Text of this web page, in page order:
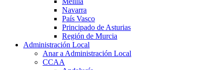
Navarra
País Vasco
Principado de Asturias
Región de Murcia
Administración Local
Anar a Administración Local
CCAA